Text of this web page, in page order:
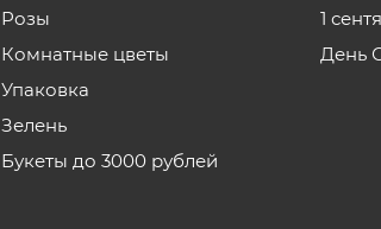
Розы
Комнатные цветы
Упаковка
Зелень
Букеты до 3000 рублей
1
День